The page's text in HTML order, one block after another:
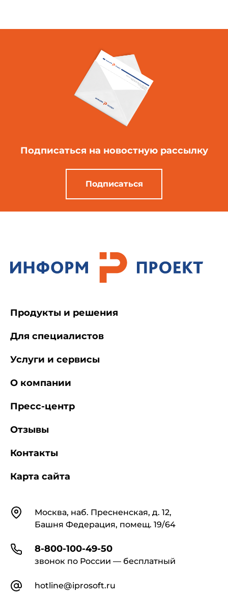
Подписаться на новостную рассылку
Подписаться
КонтактыМосква, наб. Пресненская, д. 12,
Башня Федерация, помещ. 19/64
8-800-100-49-50
звонок по России — бесплатный
hotline@iprosoft.ru
Продукты и решения
Для специалистов
Услуги и сервисы
О компании
Пресс-центр
Отзывы
Контакты
Карта сайта